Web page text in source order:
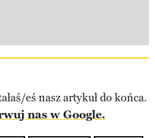
eś nasz artykuł do końca.
nas w Google.